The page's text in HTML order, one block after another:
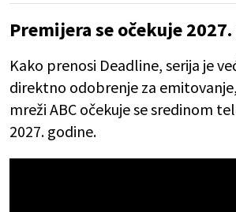
Premijera se očekuje
Kako prenosi Deadline, serija je
direktno odobrenje za
mreži ABC očekuje se sredinom
2027. godine.